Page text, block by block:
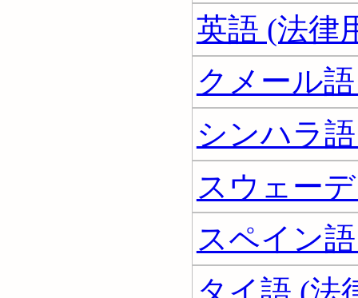
英語 (法律
クメール
シンハラ
スウェー
スペイン
タイ語 (法